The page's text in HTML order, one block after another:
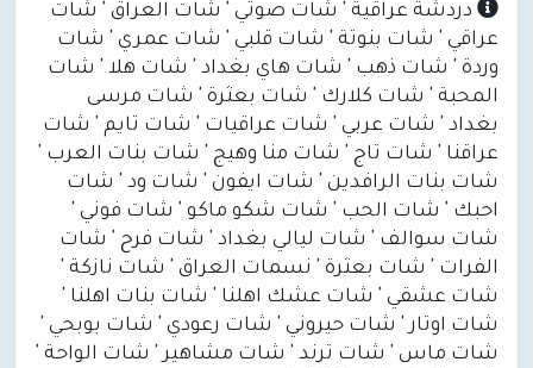
دردشة عراقية ' شات صوتي ' شات العراق ' شات
عراقي ' شات بنوتة ' شات قلبي ' شات عمري ' شات
وردة ' شات ذهب ' شات هاي بغداد ' شات هلا ' شات
المحبة ' شات كلارك ' شات بعثرة ' شات مرسى
بغداد ' شات عربي ' شات عراقيات ' شات تايم ' شات
عراقنا ' شات تاج ' شات منا وهيج ' شات بنات العرب '
شات بنات الرافدين ' شات ايفون ' شات ود ' شات
احبك ' شات الحب ' شات شكو ماكو ' شات فوني '
شات سوالف ' شات ليالي بغداد ' شات فرح ' شات
الفرات ' شات بعثرة ' نسمات العراق ' شات نازكة '
شات عشقي ' شات عشك اهلنا ' شات بنات اهلنا '
شات اوتار ' شات حيروني ' شات رعودي ' شات بوبحي '
شات ماس ' شات ترند ' شات مشاهير ' شات الواحة '